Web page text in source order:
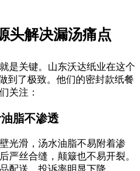
头解决漏汤痛点
是关键。山东沃达纸业在这个
到了极致。他们的密封款纸餐
关注：
脂不渗透
光滑，汤水油脂不易附着渗
严丝合缝，颠簸也不易开裂。